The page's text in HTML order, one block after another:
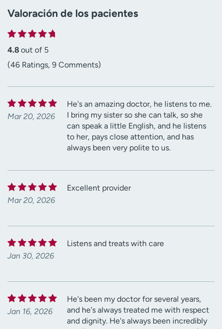
Valoración de los pacientes
4.8 out of 5
(46 Ratings, 9 Comments)
Mar 20, 2026
He's an amazing doctor, he listens to me.
I bring my sister so she can talk, so she
can speak a little English, and he listens
to her, pays close attention, and has
always been very polite to us.
Mar 20, 2026
Excellent provider
Jan 30, 2026
Listens and treats with care
Jan 16, 2026
He's been my doctor for several years,
and he's always treated me with respect
and dignity. He's always been incredibly